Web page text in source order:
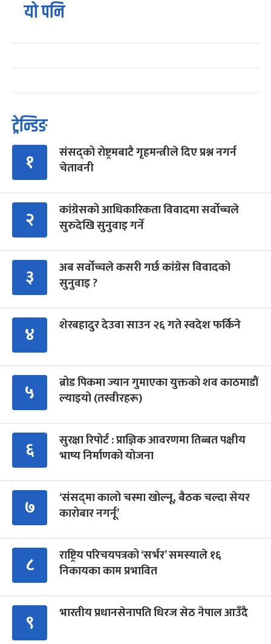
यो पनि
ट्रेन्डिङ
१
संसद्को रोष्ट्रमबाटै गृहमन्त्रीले दिए प्रश्न नगर्न
चेतावनी
२
कांग्रेसको आधिकारिकता विवादमा सर्वोच्चले
सुरुदेखि सुनुवाइ गर्ने
३
अब सर्वोच्चले कसरी गर्छ कांग्रेस विवादको
सुनुवाइ ?
४ शेरबहादुर देउवा साउन २६ गते स्वदेश फर्किने
५
ब्रोड पिकमा ज्यान गुमाएका युक्तको शव काठमाडौं
ल्याइयो (तस्वीरहरू)
६
सुरक्षा रिपोर्ट : प्राज्ञिक आवरणमा तिब्बत पक्षीय
भाष्य निर्माणको योजना
७
‘संसद्‍मा कालो चस्मा खोल्नू, बैठक चल्दा सेयर
कारोबार नगर्नू’
८
राष्ट्रिय परिचयपत्रको ‘सर्भर’ समस्याले १६
निकायका काम प्रभावित
९ भारतीय प्रधानसेनापति धिरज सेठ नेपाल आउँदै